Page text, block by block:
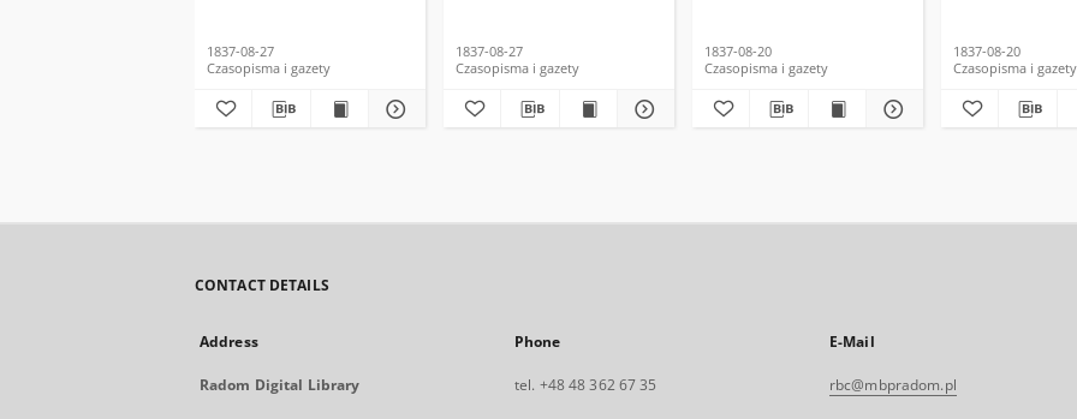
1837-08-27
Czasopisma i gazety
1837-08-27
Czasopisma i gazety
1837-08-20
Czasopisma i gazety
1837-08-20
Czasopisma i gazety
CONTACT DETAILS
Address
Radom Digital Library
Phone
tel. +48 48 362 67 35
E-Mail
rbc@mbpradom.pl